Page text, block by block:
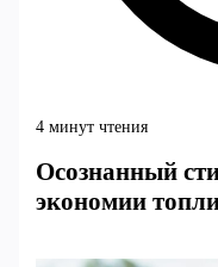
4 минут чтения
Осознанный
экономии